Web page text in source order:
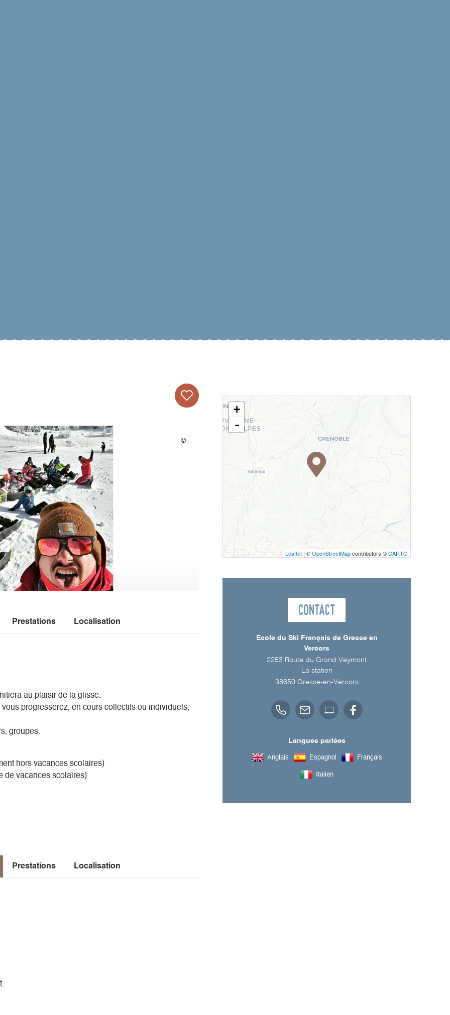
Prestations Localisation
au plaisir de la glisse.
progresserez, en cours collectifs ou individuels,
groupes.
hors vacances scolaires)
de vacances scolaires)
Prestations Localisation
+
-
Leaflet | ©OpenStreetMapcontributors ©CARTO
Contact
Ecole du Ski Français de Gresse en
Vercors
2253 Route du Grand Veymont
La station
38650 Gresse-en-Vercors
Langues parlées
Anglais Espagnol Français
Italien